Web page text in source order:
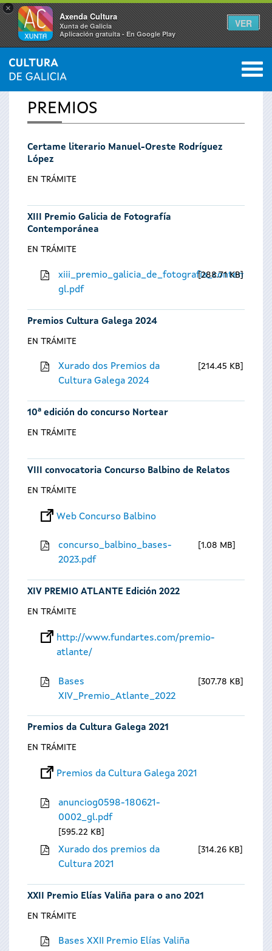
×
Axenda Cultura
Xunta de Galicia
Aplicación gratuíta - En Google Play
VER
Vostede
está
aquí
INICIO 0
PREMIOS
Certame literario Manuel-Oreste Rodríguez
López
EN TRÁMITE
XIII Premio Galicia de Fotografía
Contemporánea
EN TRÁMITE
gl.pdf
288.71 KB
Premios Cultura Galega 2024
EN TRÁMITE
Xurado dos Premios da
Cultura Galega 2024
214.45 KB
10ª edición do concurso Nortear
EN TRÁMITE
VIII convocatoria Concurso Balbino de Relatos
EN TRÁMITE
Web Concurso Balbino
concurso_balbino_bases-
2023.pdf
1.08 MB
XIV PREMIO ATLANTE Edición 2022
EN TRÁMITE
http://www.fundartes.com/premio-
atlante/
Bases
XIV_Premio_Atlante_2022
307.78 KB
Premios da Cultura Galega 2021
EN TRÁMITE
Premios da Cultura Galega 2021
anunciog0598-180621-
0002_gl.pdf
595.22 KB
Xurado dos premios da
Cultura 2021
314.26 KB
XXII Premio Elías Valiña para o ano 2021
EN TRÁMITE
Bases XXII Premio Elías Valiña